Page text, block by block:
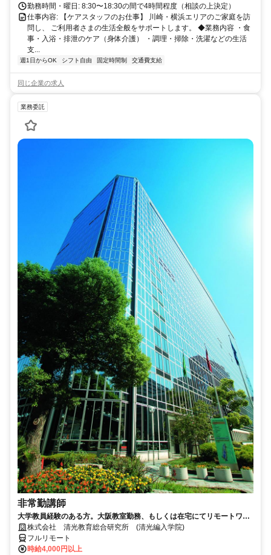
勤務時間・曜日: 8:30〜18:30の間で4時間程度（相談の上決定）
仕事内容: 【ケアスタッフのお仕事】 川崎・横浜エリアのご家庭を訪
問し、 ご利用者さまの生活全般をサポートします。 ◆業務内容 ・食
事・入浴・排泄のケア（身体介護） ・調理・掃除・洗濯などの生活
支...
週1日からOK シフト自由 固定時間制 交通費支給
同じ企業の求人
業務委託
非常勤講師
大学教員経験のある方。大阪教室勤務、もしくは在宅にてリモートワー
ク可能。退官した先生が活躍中。
株式会社 清光教育総合研究所 (清光編入学院)
フルリモート
時給4,000円以上